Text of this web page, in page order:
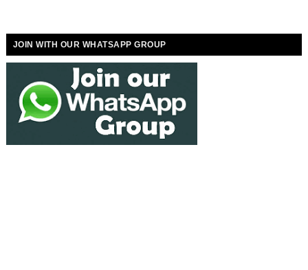
JOIN WITH OUR WHATSAPP GROUP